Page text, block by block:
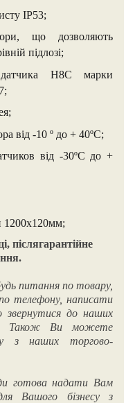
IP53;
що дозволяють
підлозі;
датчика Н8С марки
від -10 º до + 40ºС;
від -30ºС до +
1200х120мм;
післягарантійне
питання по товару,
телефону, написати
до наших
Також Ви можете
з наших торгово-
готова надати Вам
Вашого бізнесу з